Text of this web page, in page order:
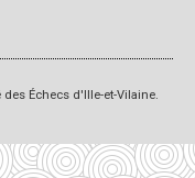
Échecs d'Ille-et-Vilaine.